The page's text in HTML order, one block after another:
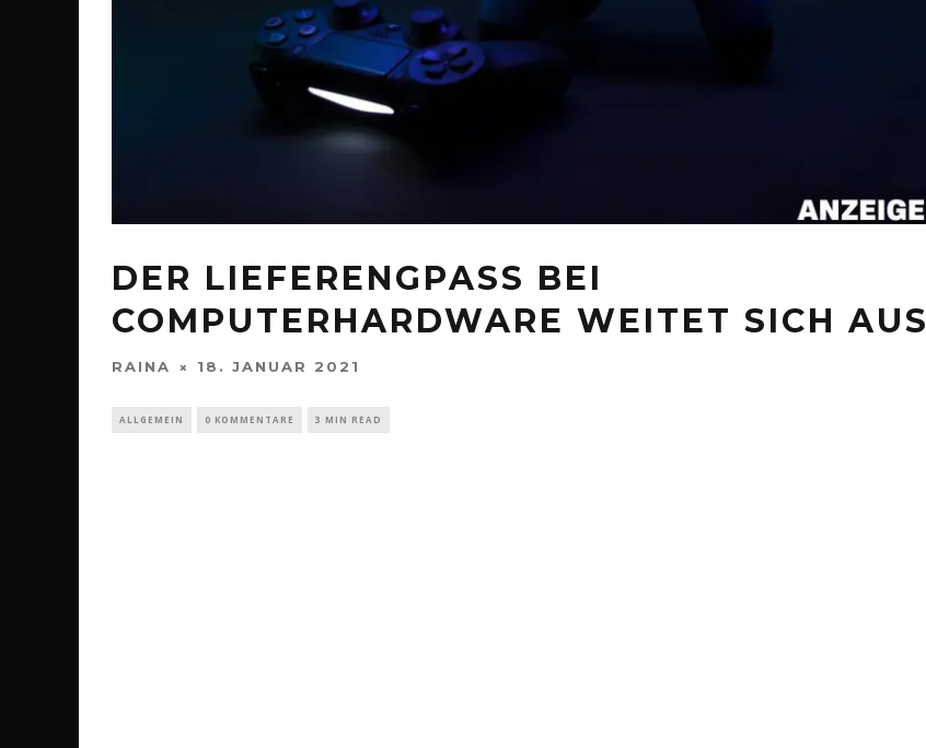
DER LIEFERENGPASS BEI
COMPUTERHARDWARE WEITET SICH AUS
RAINA 18. JANUAR 2021
ALLGEMEIN 0 KOMMENTARE 3 MIN READ